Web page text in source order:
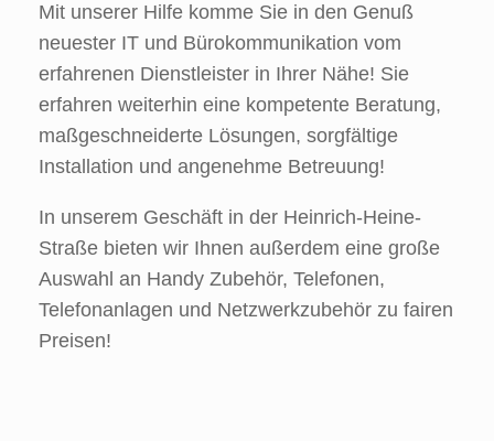
Mit unserer Hilfe komme Sie in den Genuß
neuester IT und Bürokommunikation vom
erfahrenen Dienstleister in Ihrer Nähe! Sie
erfahren weiterhin eine kompetente Beratung,
maßgeschneiderte Lösungen, sorgfältige
Installation und angenehme Betreuung!
In unserem Geschäft in der Heinrich-Heine-
Straße bieten wir Ihnen außerdem eine große
Auswahl an Handy Zubehör, Telefonen,
Telefonanlagen und Netzwerkzubehör zu fairen
Preisen!